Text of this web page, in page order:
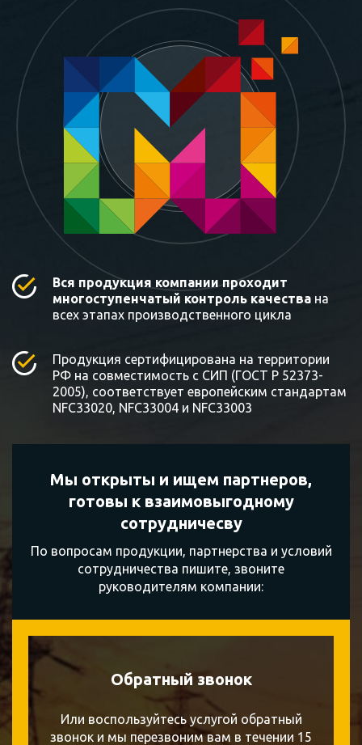
Вся продукция компании проходит
многоступенчатый контроль качества на
всех этапах производственного цикла
Продукция сертифицирована на территории
РФ на совместимость с СИП (ГОСТ Р 52373-
2005), соответствует европейским стандартам
NFC33020, NFC33004 и NFC33003
Мы открыты и ищем партнеров,
готовы квзаимовыгодному
сотрудничесву
По вопросам продукции, партнерства и условий
сотрудничества пишите, звоните
руководителям компании:
Обратный звонок
Или воспользуйтесь услугой обратный
звонок и мы перезвоним вам в течении 15